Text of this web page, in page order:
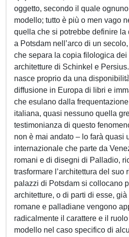
oggetto, secondo il quale
modello; tutto è più o men vago
quella che si potrebbe definire la
a Potsdam nell’arco di un
che separa la copia filologica
architetture di Schinkel e
nasce proprio da una
diffusione in Europa di libri e
che esulano dalla
italiana, quasi nessuno quella
testimonianza di questo
non è mai andato – lo farà quasi
internazionale che parte da
romani e di disegni di Palladio,
trasformare l’architettura del suo
palazzi di Potsdam si collocano
architetture, o di parti di esse,
romane e palladiane vengono
radicalmente il carattere e il
modello nel caso specifico di